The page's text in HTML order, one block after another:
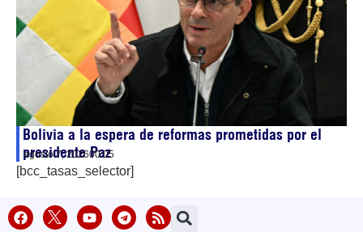
Bolivia a la espera de reformas prometidas por el
presidente Paz
agosto 7, 202600:05
[bcc_tasas_selector]